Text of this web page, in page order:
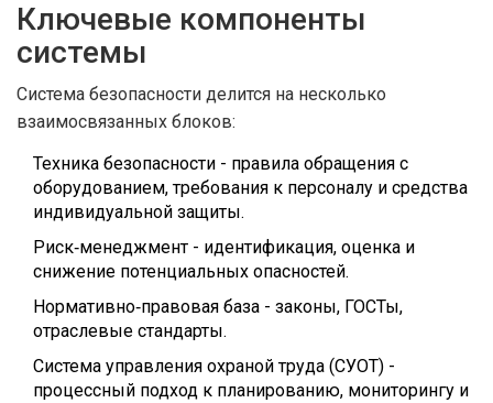
Ключевые компоненты
системы
Система безопасности делится на несколько
взаимосвязанных блоков:
Техника безопасности - правила обращения с
оборудованием, требования к персоналу и средства
индивидуальной защиты.
Риск‑менеджмент - идентификация, оценка и
снижение потенциальных опасностей.
Нормативно‑правовая база - законы, ГОСТы,
отраслевые стандарты.
Система управления охраной труда (СУОТ) -
процессный подход к планированию, мониторингу и